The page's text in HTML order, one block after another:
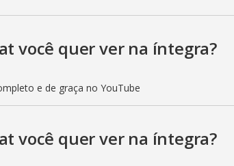
você quer ver na íntegra?
e de graça no YouTube
você quer ver na íntegra?